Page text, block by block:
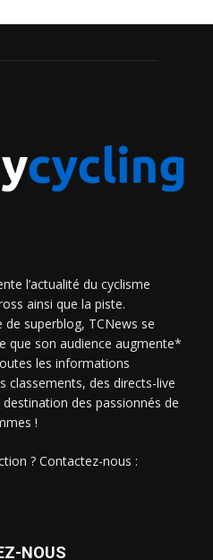
l’actualité du cyclisme
ainsi que la piste.
superblog, TCNews se
que son audience augmente*
les informations
classements, des directs-live
des passionnés de
!
? Contactez-nous :
NOUS